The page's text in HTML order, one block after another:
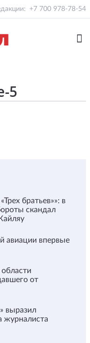
+7 700 978-78-54
братьев»»: в
скандал
авиации впервые
от
выразил
журналиста